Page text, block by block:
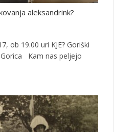
aleksandrink?
ob 19.00 uri KJE? Goriški
Kam nas peljejo